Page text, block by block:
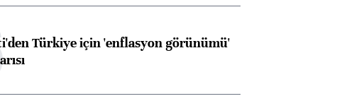
Türkiye için 'enflasyon görünümü'